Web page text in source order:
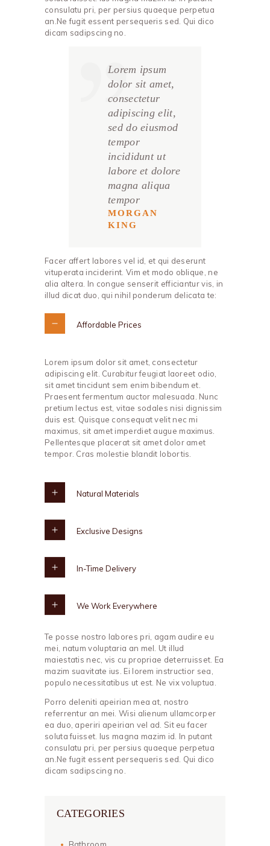
consulatu pri, per persius quaeque perpetua
an.Ne fugit essent persequeris sed. Qui dico
dicam sadipscing no.
Lorem ipsum
dolor sit amet,
consectetur
adipiscing elit,
sed do eiusmod
tempor
incididunt ut
labore et dolore
magna aliqua
tempor
MORGAN
KING
Facer affert labores vel id, et qui deserunt
vituperata inciderint. Vim et modo oblique, ne
alia altera. In congue senserit efficiantur vis, in
illud dicat duo, qui nihil ponderum delicata te:
Affordable Prices
Lorem ipsum dolor sit amet, consectetur
adipiscing elit. Curabitur feugiat laoreet odio,
sit amet tincidunt sem enim bibendum et.
Praesent fermentum auctor malesuada. Nunc
pretium lectus est, vitae sodales nisi dignissim
duis est. Quisque consequat velit nec mi
maximus, sit amet imperdiet augue maximus.
Pellentesque placerat sit amet dolor amet
tempor. Cras molestie blandit lobortis.
Natural Materials
Exclusive Designs
In-Time Delivery
We Work Everywhere
Te posse nostro labores pri, agam audire eu
mei, natum voluptaria an mel. Ut illud
maiestatis nec, vis cu propriae deterruisset. Ea
mazim suavitate ius. Ei lorem instructior sea,
populo necessitatibus ut est. Ne vix voluptua.
Porro deleniti apeirian mea at, nostro
referrentur an mei. Wisi alienum ullamcorper
ea duo, aperiri apeirian vel ad. Sit eu facer
soluta fuisset. Ius magna mazim id. In putant
consulatu pri, per persius quaeque perpetua
an.Ne fugit essent persequeris sed. Qui dico
dicam sadipscing no.
CATEGORIES